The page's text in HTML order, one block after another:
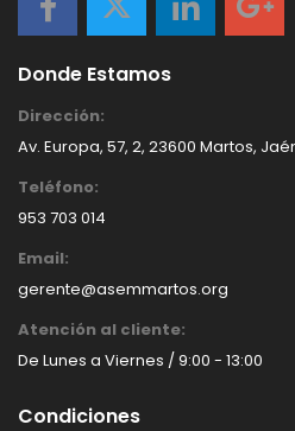
Donde Estamos
Teléfono:
953 703 014
Email:
gerente@asemmartos.org
Dirección:
Av. Europa, 57, 2, 23600 Martos,
Atención al cliente:
De Lunes a Viernes / 9:00 - 13:00
Condiciones